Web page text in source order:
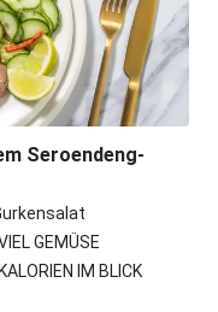
Seroendeng-
GEMÜSE
KALORIEN IM BLICK